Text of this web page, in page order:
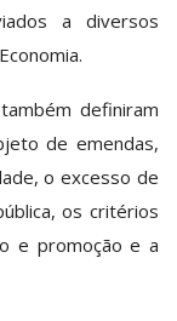
a diversos
definiram
de emendas,
o excesso de
os critérios
e promoção e a